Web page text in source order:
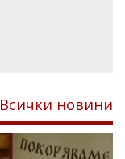
Всички новини